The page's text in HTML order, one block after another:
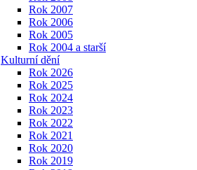
Rok 2007
Rok 2006
Rok 2005
Rok 2004 a starší
Kulturní dění
Rok 2026
Rok 2025
Rok 2024
Rok 2023
Rok 2022
Rok 2021
Rok 2020
Rok 2019